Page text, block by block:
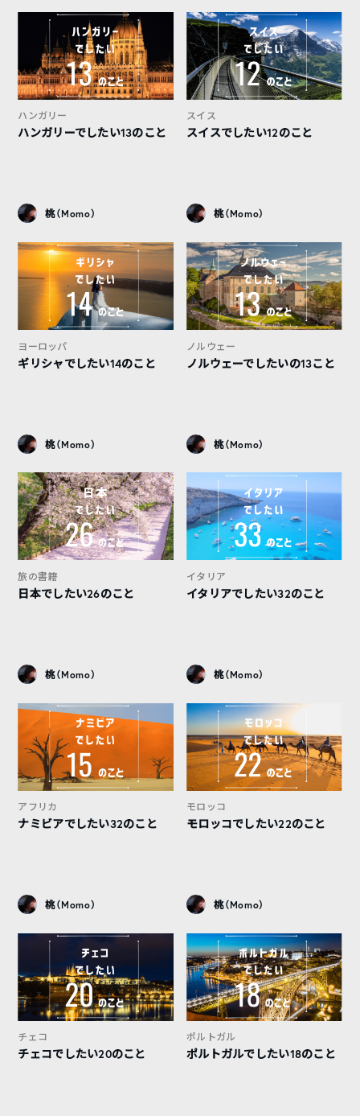
ハンガリー
ハンガリーでしたい13のこと
桃（Momo）
スイス
スイスでしたい12のこと
桃（Momo）
ヨーロッパ
ギリシャでしたい14のこと
桃（Momo）
ノルウェー
ノルウェーでしたいの13こと
桃（Momo）
旅の書籍
日本でしたい26のこと
桃（Momo）
イタリア
イタリアでしたい32のこと
桃（Momo）
アフリカ
ナミビアでしたい32のこと
桃（Momo）
モロッコ
モロッコでしたい22のこと
桃（Momo）
チェコ
チェコでしたい20のこと
ポルトガル
ポルトガルでしたい18のこと